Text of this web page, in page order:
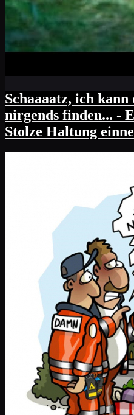
Schaaaatz, ich
nirgends finden... -
Stolze Haltung